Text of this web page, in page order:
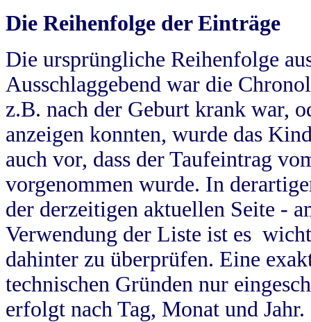
Die Reihenfolge der Einträge
Die ursprüngliche Reihenfolge
Ausschlaggebend war die
z.B. nach der Geburt krank war,
anzeigen konnten, wurde das
auch vor, dass der Taufeintrag
vorgenommen wurde. In
der derzeitigen aktuellen Seite -
Verwendung der Liste ist es
dahinter zu überprüfen. Eine
technischen Gründen nur
erfolgt nach Tag, Monat und Jahr.